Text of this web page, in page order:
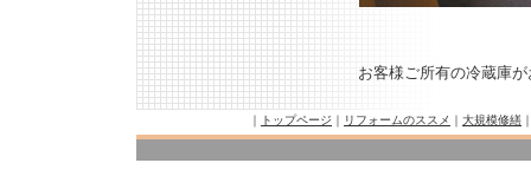
お客様ご所有の冷蔵庫
｜ トップページ ｜ リフォームのススメ ｜ 大規模修繕